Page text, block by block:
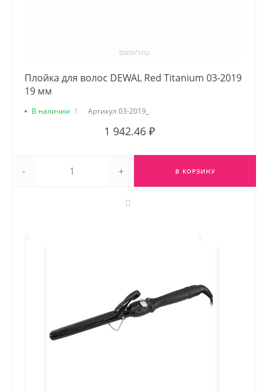
Плойка для волос DEWAL Red Titanium 03-2019
19 мм
В наличии 1 Артикул 03-2019_
1 942.46 ₽
- + В КОРЗИНУ